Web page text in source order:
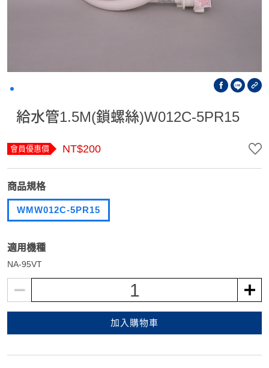
給水管1.5M(鎖螺絲)W012C-5PR15
會員優惠價 NT$200
商品規格
WMW012C-5PR15
適用機種
NA-95VT
1
加入購物車